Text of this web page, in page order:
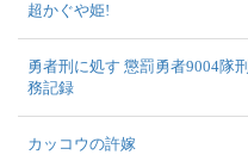
超かぐや姫!
勇者刑に処す 懲罰勇者9004隊刑
務記録
カッコウの許嫁